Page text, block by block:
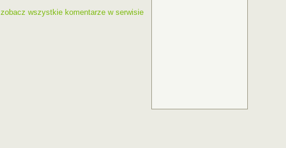
zobacz wszystkie komentarze w serwisie